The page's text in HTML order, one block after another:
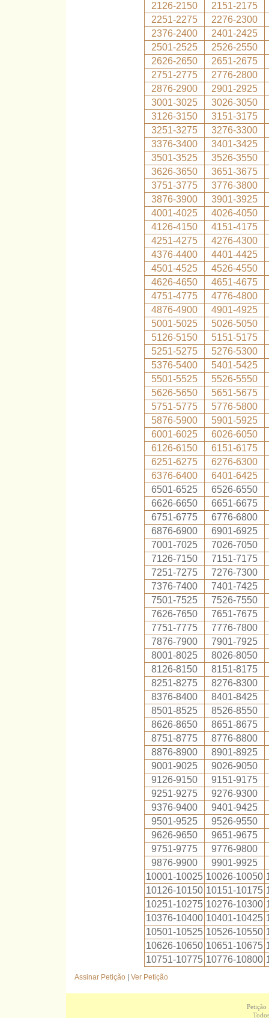
2126-2150
2151-2175
2251-2275
2276-2300
2376-2400
2401-2425
2501-2525
2526-2550
2626-2650
2651-2675
2751-2775
2776-2800
2876-2900
2901-2925
3001-3025
3026-3050
3126-3150
3151-3175
3251-3275
3276-3300
3376-3400
3401-3425
3501-3525
3526-3550
3626-3650
3651-3675
3751-3775
3776-3800
3876-3900
3901-3925
4001-4025
4026-4050
4126-4150
4151-4175
4251-4275
4276-4300
4376-4400
4401-4425
4501-4525
4526-4550
4626-4650
4651-4675
4751-4775
4776-4800
4876-4900
4901-4925
5001-5025
5026-5050
5126-5150
5151-5175
5251-5275
5276-5300
5376-5400
5401-5425
5501-5525
5526-5550
5626-5650
5651-5675
5751-5775
5776-5800
5876-5900
5901-5925
6001-6025
6026-6050
6126-6150
6151-6175
6251-6275
6276-6300
6376-6400
6401-6425
6501-6525
6526-6550
6626-6650
6651-6675
6751-6775
6776-6800
6876-6900
6901-6925
7001-7025
7026-7050
7126-7150
7151-7175
7251-7275
7276-7300
7376-7400
7401-7425
7501-7525
7526-7550
7626-7650
7651-7675
7751-7775
7776-7800
7876-7900
7901-7925
8001-8025
8026-8050
8126-8150
8151-8175
8251-8275
8276-8300
8376-8400
8401-8425
8501-8525
8526-8550
8626-8650
8651-8675
8751-8775
8776-8800
8876-8900
8901-8925
9001-9025
9026-9050
9126-9150
9151-9175
9251-9275
9276-9300
9376-9400
9401-9425
9501-9525
9526-9550
9626-9650
9651-9675
9751-9775
9776-9800
9876-9900
9901-9925
10001-10025 10026-10050
10126-10150 10151-10175
10251-10275 10276-10300
10376-10400 10401-10425
10501-10525 10526-10550
10626-10650 10651-10675
10751-10775 10776-10800
Assinar Petição Ver Petição
Petição